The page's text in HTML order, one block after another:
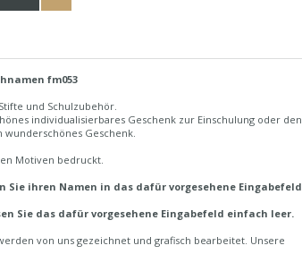
fm053
und Schulzubehör.
individualisierbares Geschenk zur Einschulung oder den
wunderschönes Geschenk.
Motiven bedruckt.
Sie ihren Namen in das dafür vorgesehene Eingabefeld
Sie das dafür vorgesehene Eingabefeld einfach leer.
von uns gezeichnet und grafisch bearbeitet. Unsere